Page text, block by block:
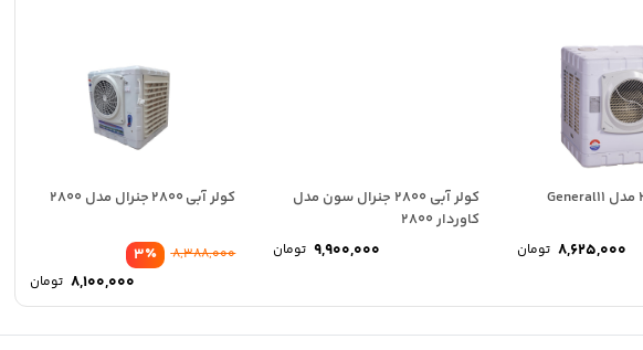
8,625,000 تومان
کولر آبی 2800 جنرال سون مدل
کاوردار 2800
9,900,000 تومان
کولر آبی 2800 جنرال مدل 2800
٪3 8,388,000
8,100,000 تومان